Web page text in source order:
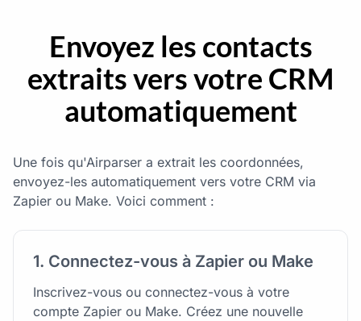
Envoyez les contacts
extraits vers votre CRM
automatiquement
Une fois qu'Airparser a extrait les coordonnées,
envoyez-les automatiquement vers votre CRM via
Zapier ou Make. Voici comment :
1. Connectez-vous à Zapier ou Make
Inscrivez-vous ou connectez-vous à votre
compte Zapier ou Make. Créez une nouvelle